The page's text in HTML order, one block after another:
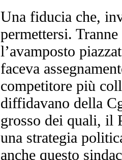
Una fiducia che,
permettersi.
l’avamposto
faceva
competitore più
diffidavano della
grosso dei quali, il
una strategia
anche questo